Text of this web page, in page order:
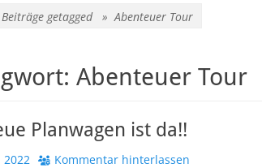
Beiträge getagged »Abenteuer Tour
Abenteuer Tour
Planwagen ist da!!
2022 Kommentar hinterlassen